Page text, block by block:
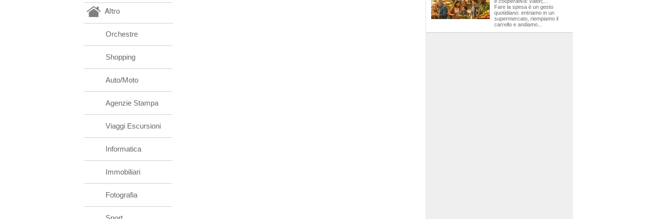
Altro
Orchestre
Shopping
Auto/Moto
Agenzie Stampa
Viaggi Escursioni
Informatica
Immobiliari
Fotografia
Fare la spesa è un gesto
quotidiano: entriamo in un
supermercato, riempiamo il
carrello e andiamo...